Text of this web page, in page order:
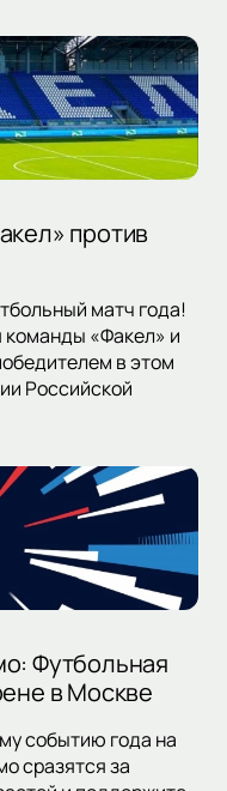
против
матч года!
команды «Факел» и
в этом
Российской
Футбольная
в Москве
событию года на
сразятся за